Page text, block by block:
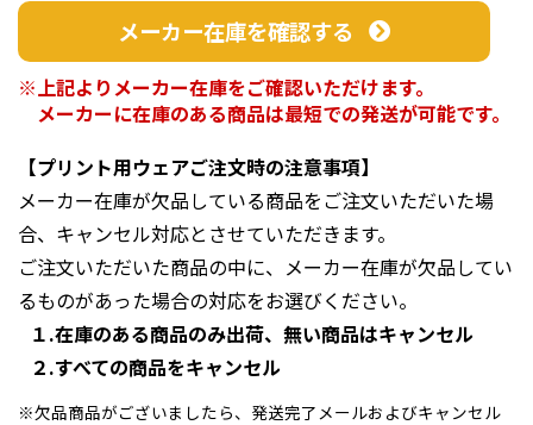
メーカー在庫を確認する
上記よりメーカー在庫をご確認いただけます。
メーカーに在庫のある商品は最短での発送が可能です。
【プリント用ウェアご注文時の注意事項】
メーカー在庫が欠品している商品をご注文いただいた場
合、キャンセル対応とさせていただきます。
ご注文いただいた商品の中に、メーカー在庫が欠品してい
るものがあった場合の対応をお選びください。
１.在庫のある商品のみ出荷、無い商品はキャンセル
２.すべての商品をキャンセル
欠品商品がございましたら、発送完了メールおよびキャンセル